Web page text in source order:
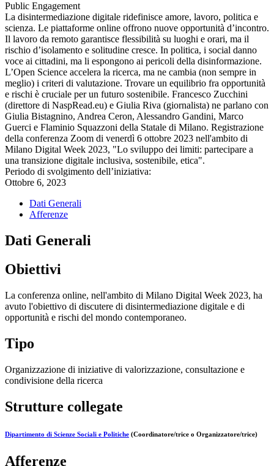
Public Engagement
La disintermediazione digitale ridefinisce amore, lavoro, politica e
scienza. Le piattaforme online offrono nuove opportunità d’incontro.
Il lavoro da remoto garantisce flessibilità su luoghi e orari, ma il
rischio d’isolamento e solitudine cresce. In politica, i social danno
voce ai cittadini, ma li espongono ai pericoli della disinformazione.
L’Open Science accelera la ricerca, ma ne cambia (non sempre in
meglio) i criteri di valutazione. Trovare un equilibrio fra opportunità
e rischi è cruciale per un futuro sostenibile. Francesco Zucchini
(direttore di NaspRead.eu) e Giulia Riva (giornalista) ne parlano con
Giulia Bistagnino, Andrea Ceron, Alessandro Gandini, Marco
Guerci e Flaminio Squazzoni della Statale di Milano. Registrazione
della conferenza Zoom di venerdì 6 ottobre 2023 nell'ambito di
Milano Digital Week 2023, "Lo sviluppo dei limiti: partecipare a
una transizione digitale inclusiva, sostenibile, etica".
Periodo di svolgimento dell’iniziativa:
Ottobre 6, 2023
Dati Generali
Afferenze
Dati Generali
Obiettivi
La conferenza online, nell'ambito di Milano Digital Week 2023, ha
avuto l'obiettivo di discutere di disintermediazione digitale e di
opportunità e rischi del mondo contemporaneo.
Tipo
Organizzazione di iniziative di valorizzazione, consultazione e
condivisione della ricerca
Strutture collegate
Dipartimento di Scienze Sociali e Politiche (Coordinatore/trice o Organizzatore/trice)
Afferenze